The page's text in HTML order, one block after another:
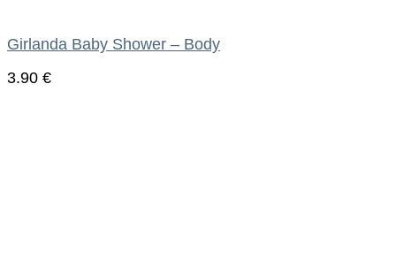
Girlanda Baby Shower – Body
3.90 €